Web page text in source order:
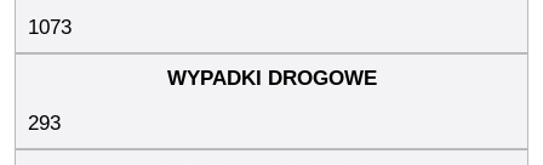
1073
293